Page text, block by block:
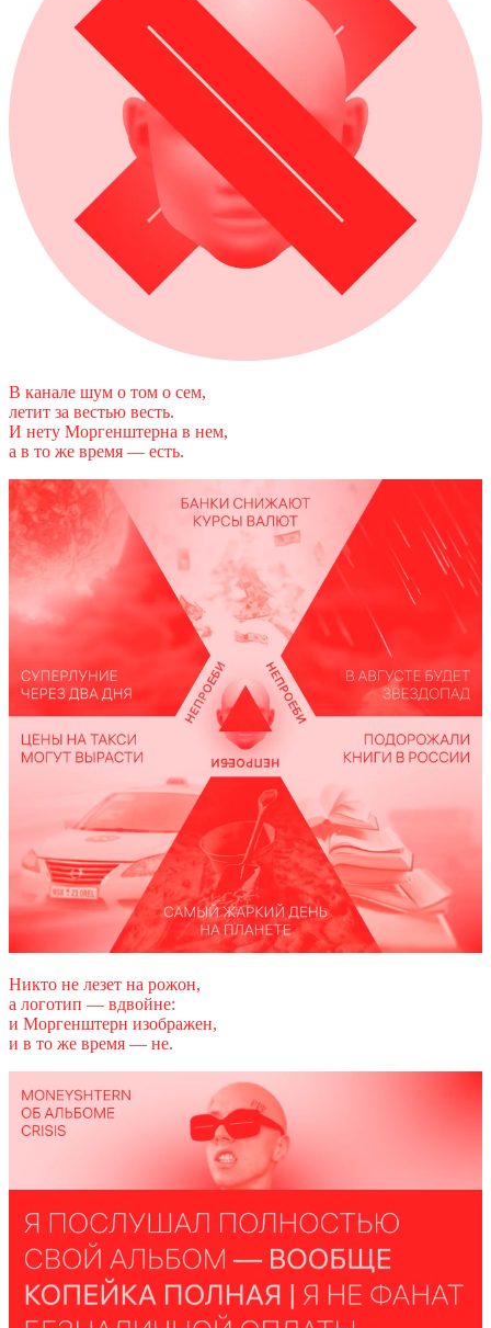
В канале шум о том о сем,
летит за вестью весть.
И нету Моргенштерна в нем,
а в то же время — есть.
Никто не лезет на рожон,
а логотип — вдвойне:
и Моргенштерн изображен,
и в то же время — не.